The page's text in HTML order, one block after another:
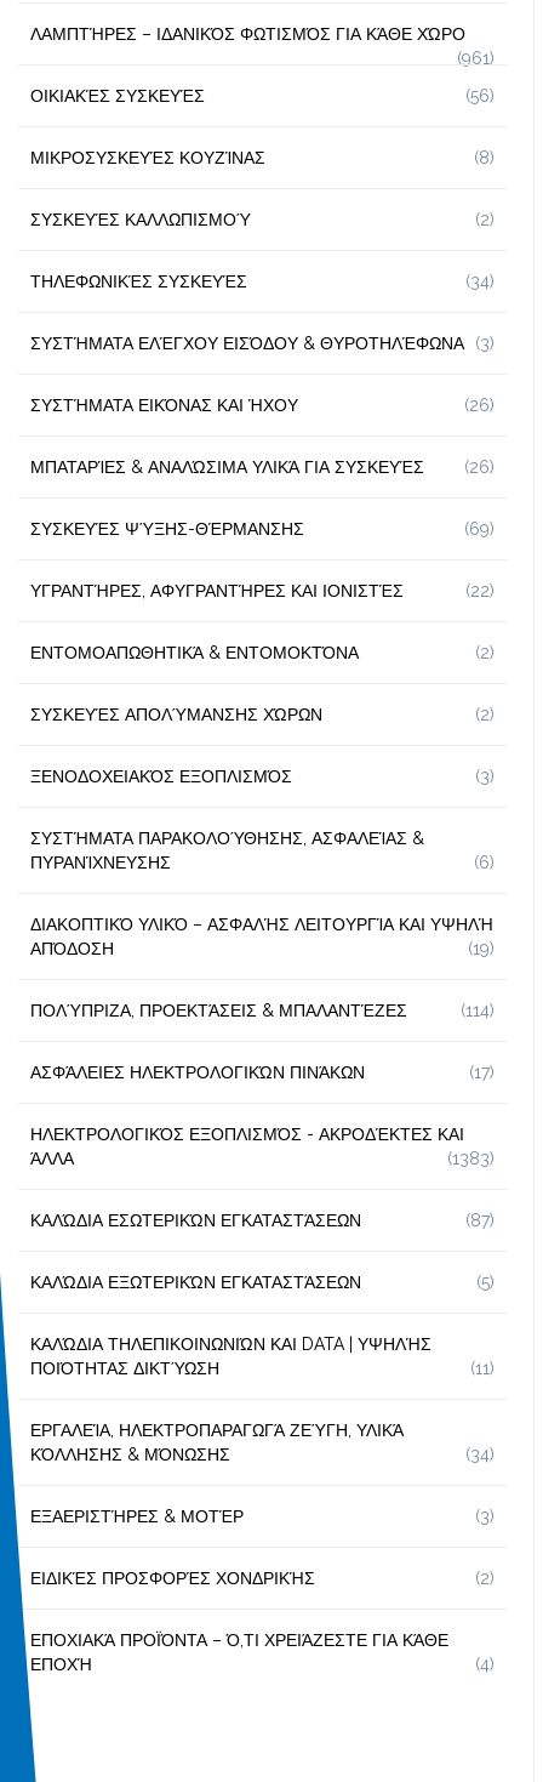
ΛΑΜΠΤΉΡΕΣ – ΙΔΑΝΙΚΌΣ ΦΩΤΙΣΜΌΣ ΓΙΑ ΚΆΘΕ ΧΏΡΟ
(961)
ΟΙΚΙΑΚΈΣ ΣΥΣΚΕΥΈΣ
(56)
ΜΙΚΡΟΣΥΣΚΕΥΈΣ ΚΟΥΖΊΝΑΣ (8)
ΣΥΣΚΕΥΈΣ ΚΑΛΛΩΠΙΣΜΟΎ (2)
ΤΗΛΕΦΩΝΙΚΈΣ ΣΥΣΚΕΥΈΣ (34)
ΣΥΣΤΉΜΑΤΑ ΕΛΈΓΧΟΥ ΕΙΣΌΔΟΥ & ΘΥΡΟΤΗΛΈΦΩΝΑ (3)
ΣΥΣΤΉΜΑΤΑ ΕΙΚΌΝΑΣ ΚΑΙ ΉΧΟΥ (26)
ΜΠΑΤΑΡΊΕΣ & ΑΝΑΛΏΣΙΜΑ ΥΛΙΚΆ ΓΙΑ ΣΥΣΚΕΥΈΣ (26)
ΣΥΣΚΕΥΈΣ ΨΎΞΗΣ-ΘΈΡΜΑΝΣΗΣ (69)
ΥΓΡΑΝΤΉΡΕΣ, ΑΦΥΓΡΑΝΤΉΡΕΣ ΚΑΙ ΙΟΝΙΣΤΈΣ (22)
ΕΝΤΟΜΟΑΠΩΘΗΤΙΚΆ & ΕΝΤΟΜΟΚΤΌΝΑ (2)
ΣΥΣΚΕΥΈΣ ΑΠΟΛΎΜΑΝΣΗΣ ΧΏΡΩΝ (2)
ΞΕΝΟΔΟΧΕΙΑΚΌΣ ΕΞΟΠΛΙΣΜΌΣ (3)
ΣΥΣΤΉΜΑΤΑ ΠΑΡΑΚΟΛΟΎΘΗΣΗΣ, ΑΣΦΑΛΕΊΑΣ &
ΠΥΡΑΝΊΧΝΕΥΣΗΣ
(6)
ΔΙΑΚΟΠΤΙΚΌ ΥΛΙΚΌ – ΑΣΦΑΛΉΣ ΛΕΙΤΟΥΡΓΊΑ ΚΑΙ ΥΨΗΛΉ
ΑΠΌΔΟΣΗ
(19)
ΠΟΛΎΠΡΙΖΑ, ΠΡΟΕΚΤΆΣΕΙΣ & ΜΠΑΛΑΝΤΈΖΕΣ (114)
ΑΣΦΆΛΕΙΕΣ ΗΛΕΚΤΡΟΛΟΓΙΚΏΝ ΠΙΝΆΚΩΝ (17)
ΗΛΕΚΤΡΟΛΟΓΙΚΌΣ ΕΞΟΠΛΙΣΜΌΣ - ΑΚΡΟΔΈΚΤΕΣ ΚΑΙ
ΆΛΛΑ
(1383)
ΚΑΛΏΔΙΑ ΕΣΩΤΕΡΙΚΏΝ ΕΓΚΑΤΑΣΤΆΣΕΩΝ (87)
ΚΑΛΏΔΙΑ ΕΞΩΤΕΡΙΚΏΝ ΕΓΚΑΤΑΣΤΆΣΕΩΝ (5)
ΚΑΛΏΔΙΑ ΤΗΛΕΠΙΚΟΙΝΩΝΙΏΝ ΚΑΙ DATA | ΥΨΗΛΉΣ
ΠΟΙΌΤΗΤΑΣ ΔΙΚΤΎΩΣΗ
(11)
ΕΡΓΑΛΕΊΑ, ΗΛΕΚΤΡΟΠΑΡΑΓΩΓΆ ΖΕΎΓΗ, ΥΛΙΚΆ
ΚΌΛΛΗΣΗΣ & ΜΌΝΩΣΗΣ
(34)
ΕΞΑΕΡΙΣΤΉΡΕΣ & ΜΟΤΈΡ (3)
ΕΙΔΙΚΈΣ ΠΡΟΣΦΟΡΈΣ ΧΟΝΔΡΙΚΉΣ (2)
ΕΠΟΧΙΑΚΆ ΠΡΟΪΌΝΤΑ – Ό,ΤΙ ΧΡΕΙΆΖΕΣΤΕ ΓΙΑ ΚΆΘΕ
ΕΠΟΧΉ
(4)